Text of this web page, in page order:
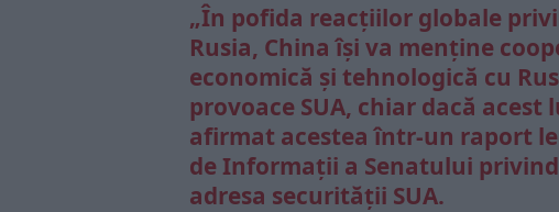
„În pofida reacțiilor globale
Rusia, China își va menține
economică și tehnologică cu
provoace SUA, chiar dacă
afirmat acestea într-un raport
de Informații a Senatului
adresa securității SUA.